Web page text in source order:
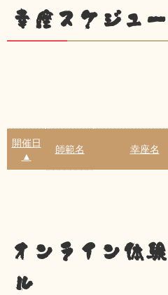
幸座スケジュ
開催日
▲
師範名 幸座名
オンライン体
ル